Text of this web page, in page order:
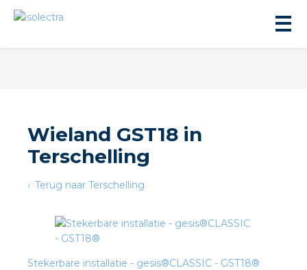
Wieland GST18 in
Terschelling
Terug naar Terschelling
Stekerbare installatie - gesis®CLASSIC - GST18®